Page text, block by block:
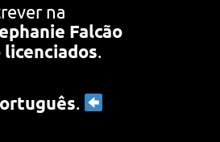
na
Falcão
.
.